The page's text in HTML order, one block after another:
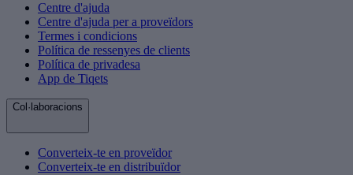
Centre d'ajuda
Centre d'ajuda per a proveïdors
Termes i condicions
Política de ressenyes de clients
Política de privadesa
App de Tiqets
Col·laboracions
Converteix-te en proveïdor
Converteix-te en distribuïdor